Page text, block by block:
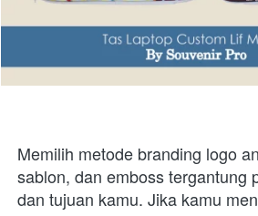
Memilih metode branding logo
sablon, dan emboss tergantung
dan tujuan kamu. Jika kamu